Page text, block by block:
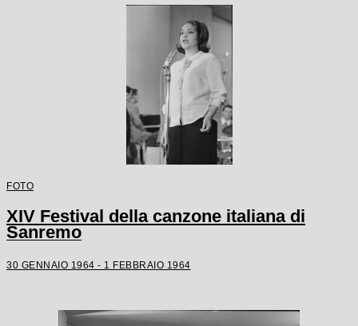
FOTO
XIV Festival della canzone italiana di
Sanremo
30 GENNAIO 1964 - 1 FEBBRAIO 1964